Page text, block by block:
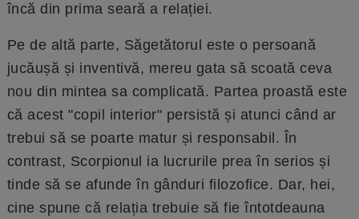
încă din prima seară a relației.
Pe de altă parte, Săgetătorul este o persoană
jucăușă și inventivă, mereu gata să scoată ceva
nou din mintea sa complicată. Partea proastă este
că acest "copil interior" persistă și atunci când ar
trebui să se poarte matur și responsabil. În
contrast, Scorpionul ia lucrurile prea în serios și
tinde să se afunde în gânduri filozofice. Dar, hei,
cine spune că relația trebuie să fie întotdeauna